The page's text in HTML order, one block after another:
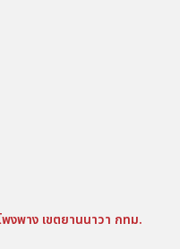
งพาง เขตยานนาวา กทม.